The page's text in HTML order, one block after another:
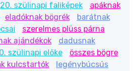
20. szülinapi faliképek
apáknak
eladóknak bögrék
barátnak
szerelmes plüss párna
ajándékok
dadusnak
szülinapi előke
összes bögre
kulcstartók
legénybúcsús